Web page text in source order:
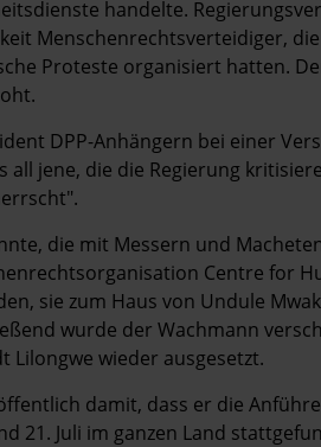
handelte.
Menschenrechtsverteidiger,
Proteste organisiert hatten.
DPP-Anhängern bei einer
all jene, die die Regierung
die mit Messern und
Centre for
sie zum Haus von Undule
wurde der Wachmann
Lilongwe wieder ausgesetzt.
damit, dass er die
21. Juli im ganzen Land